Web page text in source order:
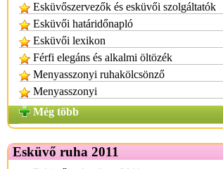
Esküvőszervezők és esküvői szolgáltatók
Esküvői határidőnapló
Esküvői lexikon
Férfi elegáns és alkalmi öltözék
Menyasszonyi ruhakölcsönző
Menyasszonyi
Még több
Esküvő ruha 2011